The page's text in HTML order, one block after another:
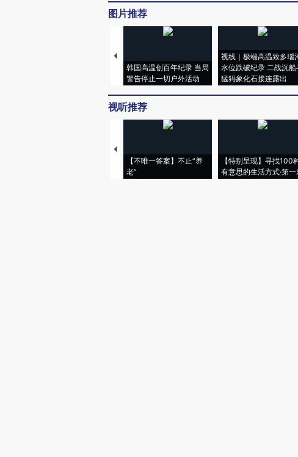
图片推荐
韩国高温创百年纪录 当局
警告停止一切户外活动
视线｜极端高温致多瑙
水位跌破纪录 二战沉船
猛犸象化石接连露出
视听推荐
【不唯一答案】不止“养
老”
【特别呈现】寻找100
有意思的生活方式·第一